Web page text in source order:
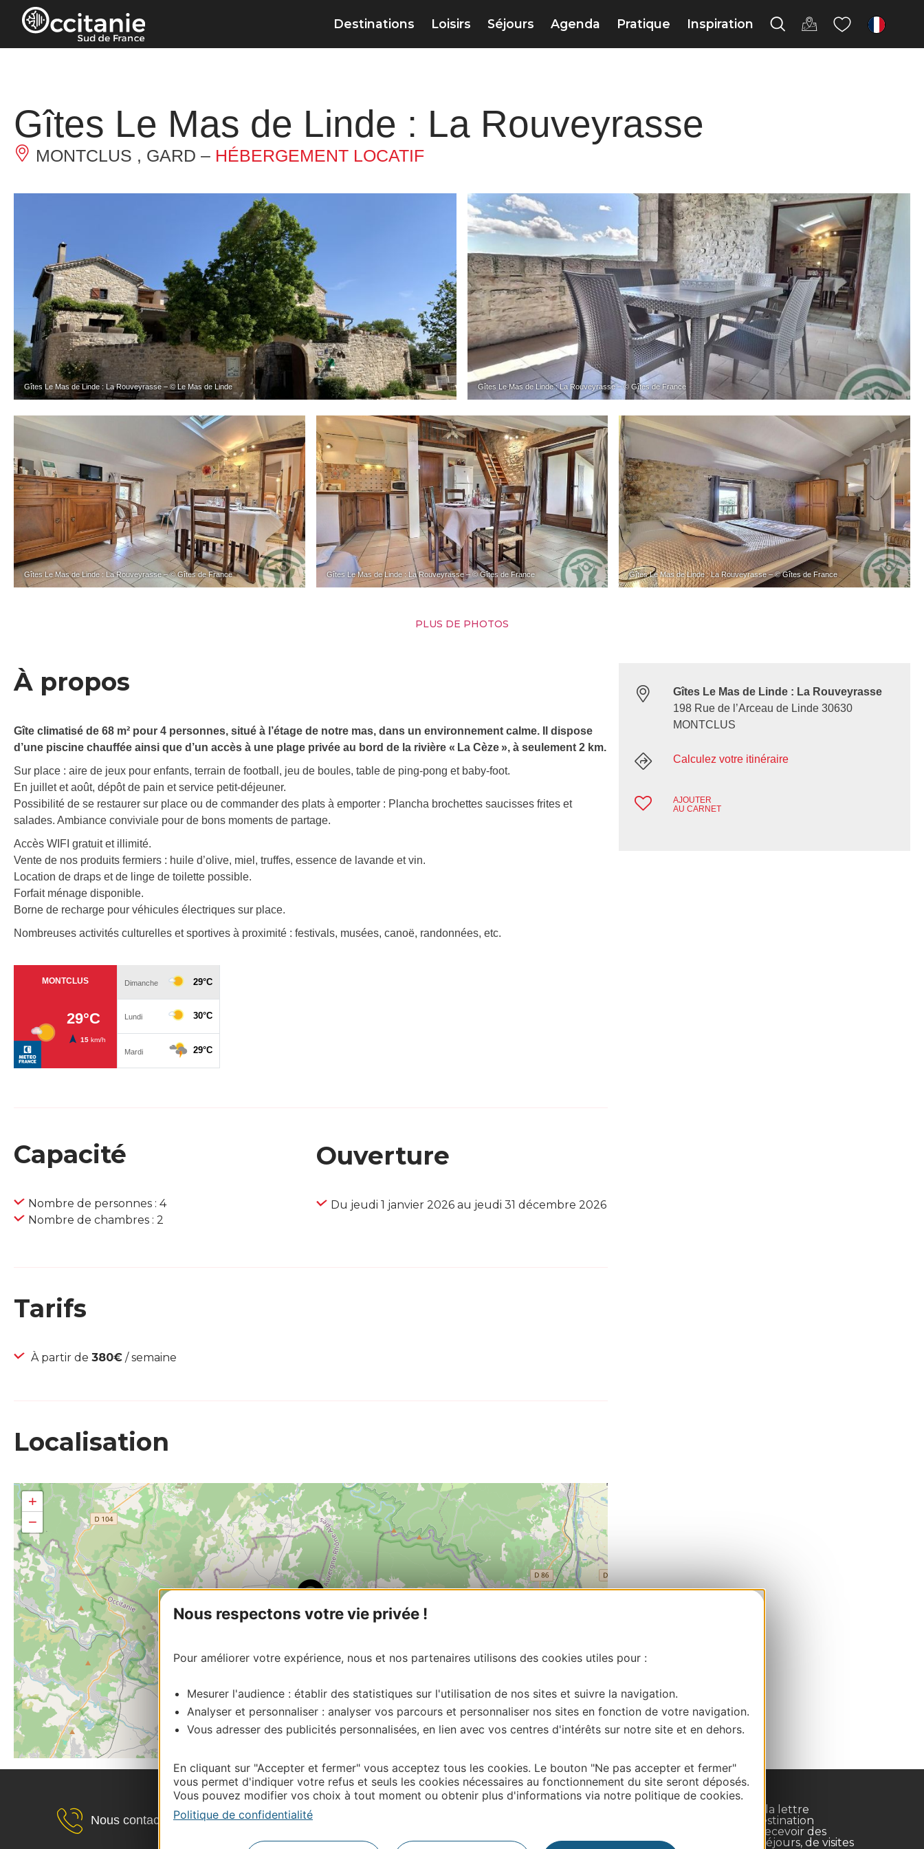
Panneau de gestion des cookies
Nous respectons votre vie privée !
Pour améliorer votre expérience, nous et nos partenaires utilisons des cookies utiles pour :
Mesurer l'audience : établir des statistiques sur l'utilisation de nos sites et suivre la navigation.
Analyser et personnaliser : analyser vos parcours et personnaliser nos sites en fonction de votre navigation.
Vous adresser des publicités personnalisées, en lien avec vos centres d'intérêts sur notre site et en dehors.
En cliquant sur "Accepter et fermer" vous acceptez tous les cookies. Le bouton "Ne pas accepter et fermer"
vous permet d'indiquer votre refus et seuls les cookies nécessaires au fonctionnement du site seront déposés.
Vous pouvez modifier vos choix à tout moment ou obtenir plus d'informations via notre politique de cookies.
Politique de confidentialité
Destinations Loisirs Séjours Agenda Pratique Inspiration fr
Gîtes Le Mas de Linde : La Rouveyrasse
MONTCLUS , GARD – HÉBERGEMENT LOCATIF
Gîtes Le Mas de Linde : La Rouveyrasse – © Le Mas de Linde Gîtes Le Mas de Linde : La Rouveyrasse – © Gîtes de France
Gîtes Le Mas de Linde : La Rouveyrasse – © Gîtes de France Gîtes Le Mas de Linde : La Rouveyrasse – © Gîtes de France Gîtes Le Mas de Linde : La Rouveyrasse – © Gîtes de France
PLUS DE PHOTOS
À propos
Gîte climatisé de 68 m² pour 4 personnes, situé à l’étage de notre mas, dans un environnement calme. Il dispose
d’une piscine chauffée ainsi que d’un accès à une plage privée au bord de la rivière « La Cèze », à seulement 2 km.
Sur place : aire de jeux pour enfants, terrain de football, jeu de boules, table de ping-pong et baby-foot.
En juillet et août, dépôt de pain et service petit-déjeuner.
Possibilité de se restaurer sur place ou de commander des plats à emporter : Plancha brochettes saucisses frites et
salades. Ambiance conviviale pour de bons moments de partage.
Accès WIFI gratuit et illimité.
Vente de nos produits fermiers : huile d’olive, miel, truffes, essence de lavande et vin.
Location de draps et de linge de toilette possible.
Forfait ménage disponible.
Borne de recharge pour véhicules électriques sur place.
Nombreuses activités culturelles et sportives à proximité : festivals, musées, canoë, randonnées, etc.
Capacité
Nombre de personnes : 4
Nombre de chambres : 2
Ouverture
Du jeudi 1 janvier 2026 au jeudi 31 décembre 2026
Tarifs
À partir de 380€ / semaine
Localisation
+
−
Gîtes Le Mas de Linde : La Rouveyrasse
198 Rue de l’Arceau de Linde 30630
MONTCLUS
Calculez votre itinéraire
AJOUTER
AU CARNET
Nous contacter
Inscrivez-vous à la lettre
d'information Destination
Occitanie pour recevoir des
suggestions de séjours, de visites